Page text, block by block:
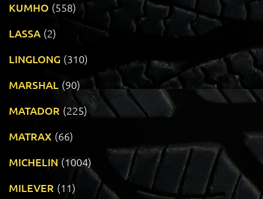
KUMHO (558)
LASSA (2)
LINGLONG (310)
MARSHAL (90)
MATADOR (225)
MATRAX (66)
MICHELIN (1004)
MILEVER (11)